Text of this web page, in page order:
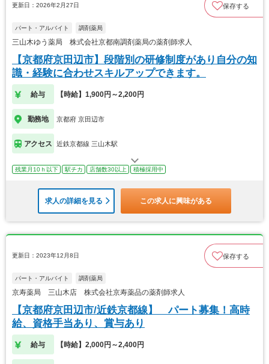
更新日：2026年2月27日 保存する
パート・アルバイト 調剤薬局
三山木ゆう薬局 株式会社京都南調剤薬局の薬剤師求人
【京都府京田辺市】段階別の研修制度があり自分の知
識・経験に合わせスキルアップできます。
給与 【時給】1,900円～2,200円
勤務地 京都府 京田辺市
アクセス 近鉄京都線 三山木駅
残業月10ｈ以下 駅チカ 店舗数30以上 積極採用中
求人の詳細を見る この求人に興味がある
更新日：2023年12月8日 保存する
パート・アルバイト 調剤薬局
京寿薬局 三山木店 株式会社京寿薬品の薬剤師求人
【京都府京田辺市/近鉄京都線】 パート募集！高時
給、資格手当あり、賞与あり
給与 【時給】2,000円～2,400円